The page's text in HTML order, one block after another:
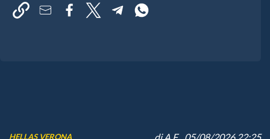
HELLAS VERONA